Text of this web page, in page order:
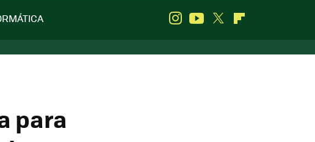
InstagramYoutube
Twitter
para